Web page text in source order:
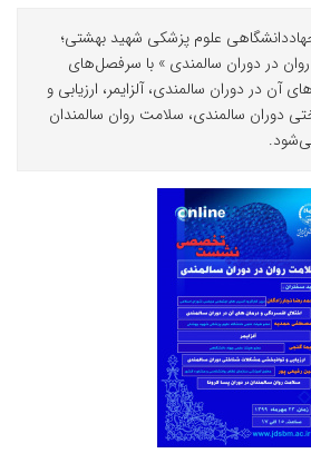
علوم پزشکی شهید بهشتی؛
در دوران سالمندی » با سرفصل‌های
آن در دوران سالمندی، آلزایمر، ارزیابی و
دوران سالمندی، سلامت روان سالمندان